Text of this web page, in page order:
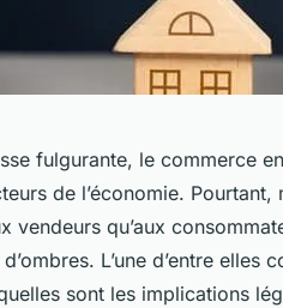
fulgurante, le commerce
de l’économie.
vendeurs qu’aux
L’une d’entre
sont les implications